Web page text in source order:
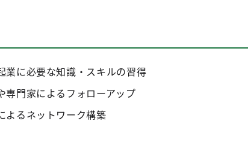
業に必要な知識・スキルの習得
専門家によるフォローアップ
よるネットワーク構築